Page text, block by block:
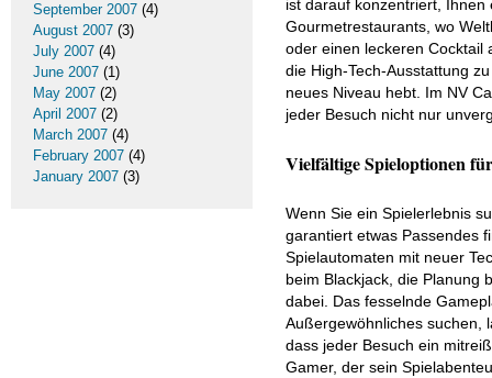
ist darauf konzentriert,
Gourmetrestaurants, wo
oder einen leckeren Cocktail
die High-Tech-Ausstattung
neues Niveau hebt. Im NV
jeder Besuch nicht nur
Vielfältige Spieloptionen
Wenn Sie ein Spielerlebnis
garantiert etwas Passendes
Spielautomaten mit neuer
beim Blackjack, die Planung
dabei. Das fesselnde
Außergewöhnliches suchen,
dass jeder Besuch ein
Gamer, der sein
September 2007 (4)
August 2007 (3)
July 2007 (4)
June 2007 (1)
May 2007 (2)
April 2007 (2)
March 2007 (4)
February 2007 (4)
January 2007 (3)